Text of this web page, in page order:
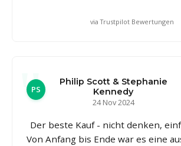
via Trustpilot Bewertungen
PS
Philip Scott & Stephanie
Kennedy
24 Nov 2024
Der beste Kauf - nicht denken,
Von Anfang bis Ende war es eine